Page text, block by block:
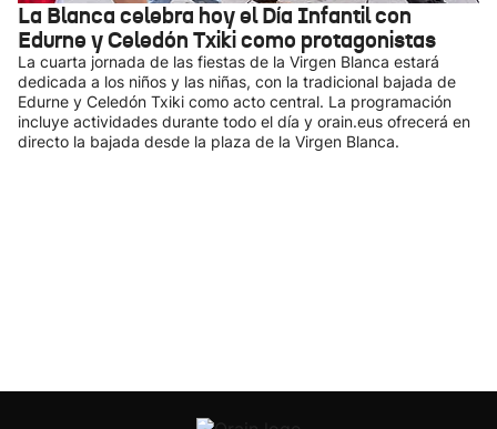
La Blanca celebra hoy el Día Infantil con
Edurne y Celedón Txiki como protagonistas
La cuarta jornada de las fiestas de la Virgen Blanca estará
dedicada a los niños y las niñas, con la tradicional bajada de
Edurne y Celedón Txiki como acto central. La programación
incluye actividades durante todo el día y orain.eus ofrecerá en
directo la bajada desde la plaza de la Virgen Blanca.